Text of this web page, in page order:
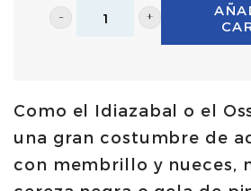
Roncal
|
Puente
del
Como el Idiazabal o el
una gran costumbre de
con membrillo y nueces,